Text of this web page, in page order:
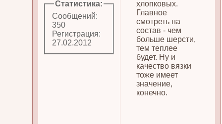
Статистика:
Сообщений:
350
Регистрация:
27.02.2012
хлопковых.
Главное
смотреть на
состав - чем
больше шерсти,
тем теплее
будет. Ну и
качество вязки
тоже имеет
значение,
конечно.